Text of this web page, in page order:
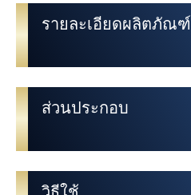
รายละเอียดผลิตภัณฑ์
ส่วนประกอบ